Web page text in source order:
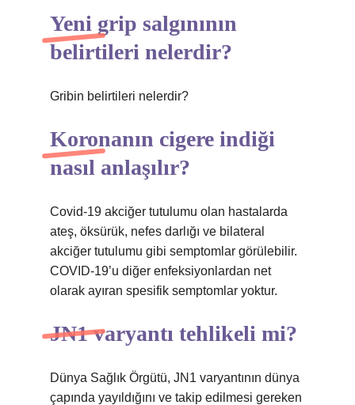
Yeni grip salgınının
belirtileri nelerdir?
Gribin belirtileri nelerdir?
Koronanın cigere indiği
nasıl anlaşılır?
Covid-19 akciğer tutulumu olan hastalarda
ateş, öksürük, nefes darlığı ve bilateral
akciğer tutulumu gibi semptomlar görülebilir.
COVID-19’u diğer enfeksiyonlardan net
olarak ayıran spesifik semptomlar yoktur.
JN1 varyantı tehlikeli mi?
Dünya Sağlık Örgütü, JN1 varyantının dünya
çapında yayıldığını ve takip edilmesi gereken